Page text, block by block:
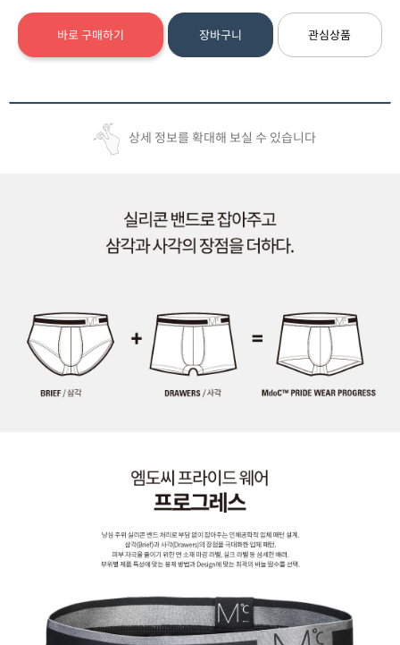
바로 구매하기 장바구니 관심상품
상세 정보를 확대해 보실 수 있습니다